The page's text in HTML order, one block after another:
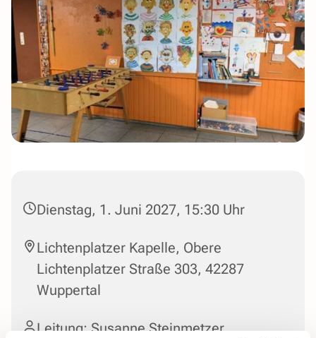
Dienstag, 1. Juni 2027, 15:30 Uhr
Lichtenplatzer Kapelle, Obere
Lichtenplatzer Straße 303, 42287
Wuppertal
Leitung: Susanne Steinmetzer